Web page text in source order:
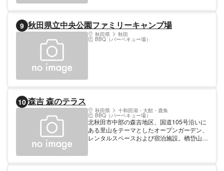
9 秋田県立中央公園ファミリーキャンプ場
秋田県 秋田
BBQ（バーベキュー場）
10 森吉 森のテラス
秋田県 十和田湖・大館・鹿角
BBQ（バーベキュー場）
北秋田市中部の森吉地区、国道105号沿いに
ある里山をテーマとしたオープンガーデン、
レンタルスペースおよび宿泊施設。楢岱山の